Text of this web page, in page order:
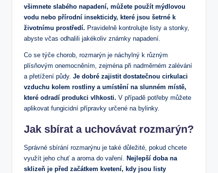
všimnete slabého napadení, můžete použít mýdlovou
vodu nebo přírodní insekticidy, které jsou šetrné k
životnímu prostředí. Pravidelně kontrolujte listy a stonky,
abyste včas odhalili jakékoliv známky napadení.
Co se týče chorob, rozmarýn je náchylný k různým
plísňovým onemocněním, zejména při nadměrném zalévání
a přetížení půdy. Je dobré zajistit dostatečnou cirkulaci
vzduchu kolem rostliny a umístění na slunném místě,
které odradí produkci vlhkosti. V případě potřeby můžete
aplikovat fungicidní přípravky určené na bylinky.
Jak sbírat a uchovávat rozmarýn?
Správné sbírání rozmarýnu je také důležité, pokud chcete
využít jeho chuť a aroma do vaření.
Nejlepší doba na
sklizeň je před začátkem kvetení, kdy jsou listy